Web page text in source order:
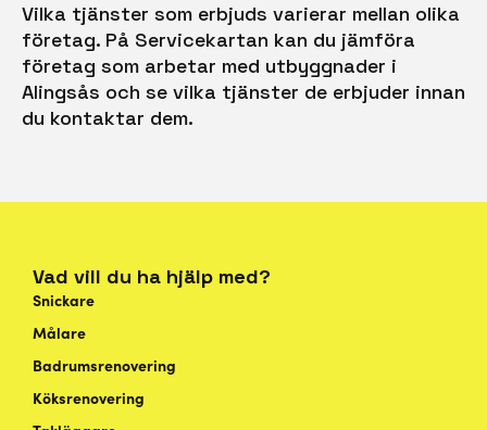
Vilka tjänster som erbjuds varierar mellan olika
företag. På Servicekartan kan du jämföra
företag som arbetar med utbyggnader i
Alingsås och se vilka tjänster de erbjuder innan
du kontaktar dem.
Vad vill du ha hjälp med?
Snickare
Målare
Badrumsrenovering
Köksrenovering